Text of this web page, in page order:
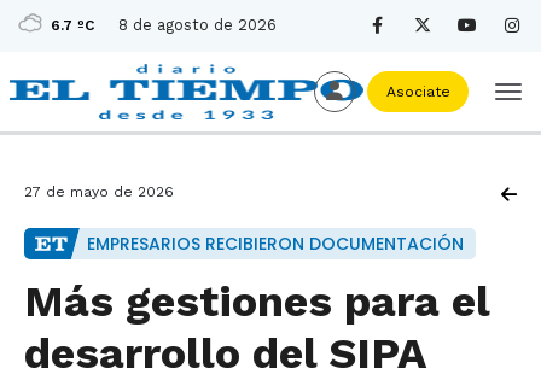
6.7 ºC 8 de agosto de 2026
Asociate
27 de mayo de 2026
EMPRESARIOS RECIBIERON DOCUMENTACIÓN
Más gestiones para el
desarrollo del SIPA